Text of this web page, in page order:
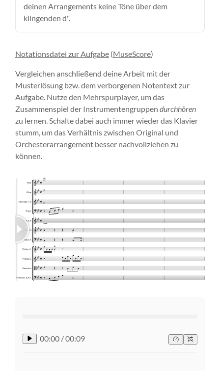
deinen Arrangements keine Töne über dem
klingenden d".
Notationsdatei zur Aufgabe (MuseScore)
Vergleichen anschließend deine Arbeit mit der
Musterlösung bzw. dem verborgenen Notentext zur
Aufgabe. Nutze den Mehrspurplayer, um das
Zusammenspiel der Instrumentengruppen durchhören
zu lernen. Schalte dabei auch immer wieder das Klavier
stumm, um das Verhältnis zwischen Original und
Orchesterarrangement besser nachvollziehen zu
können.
00:00 /00:09